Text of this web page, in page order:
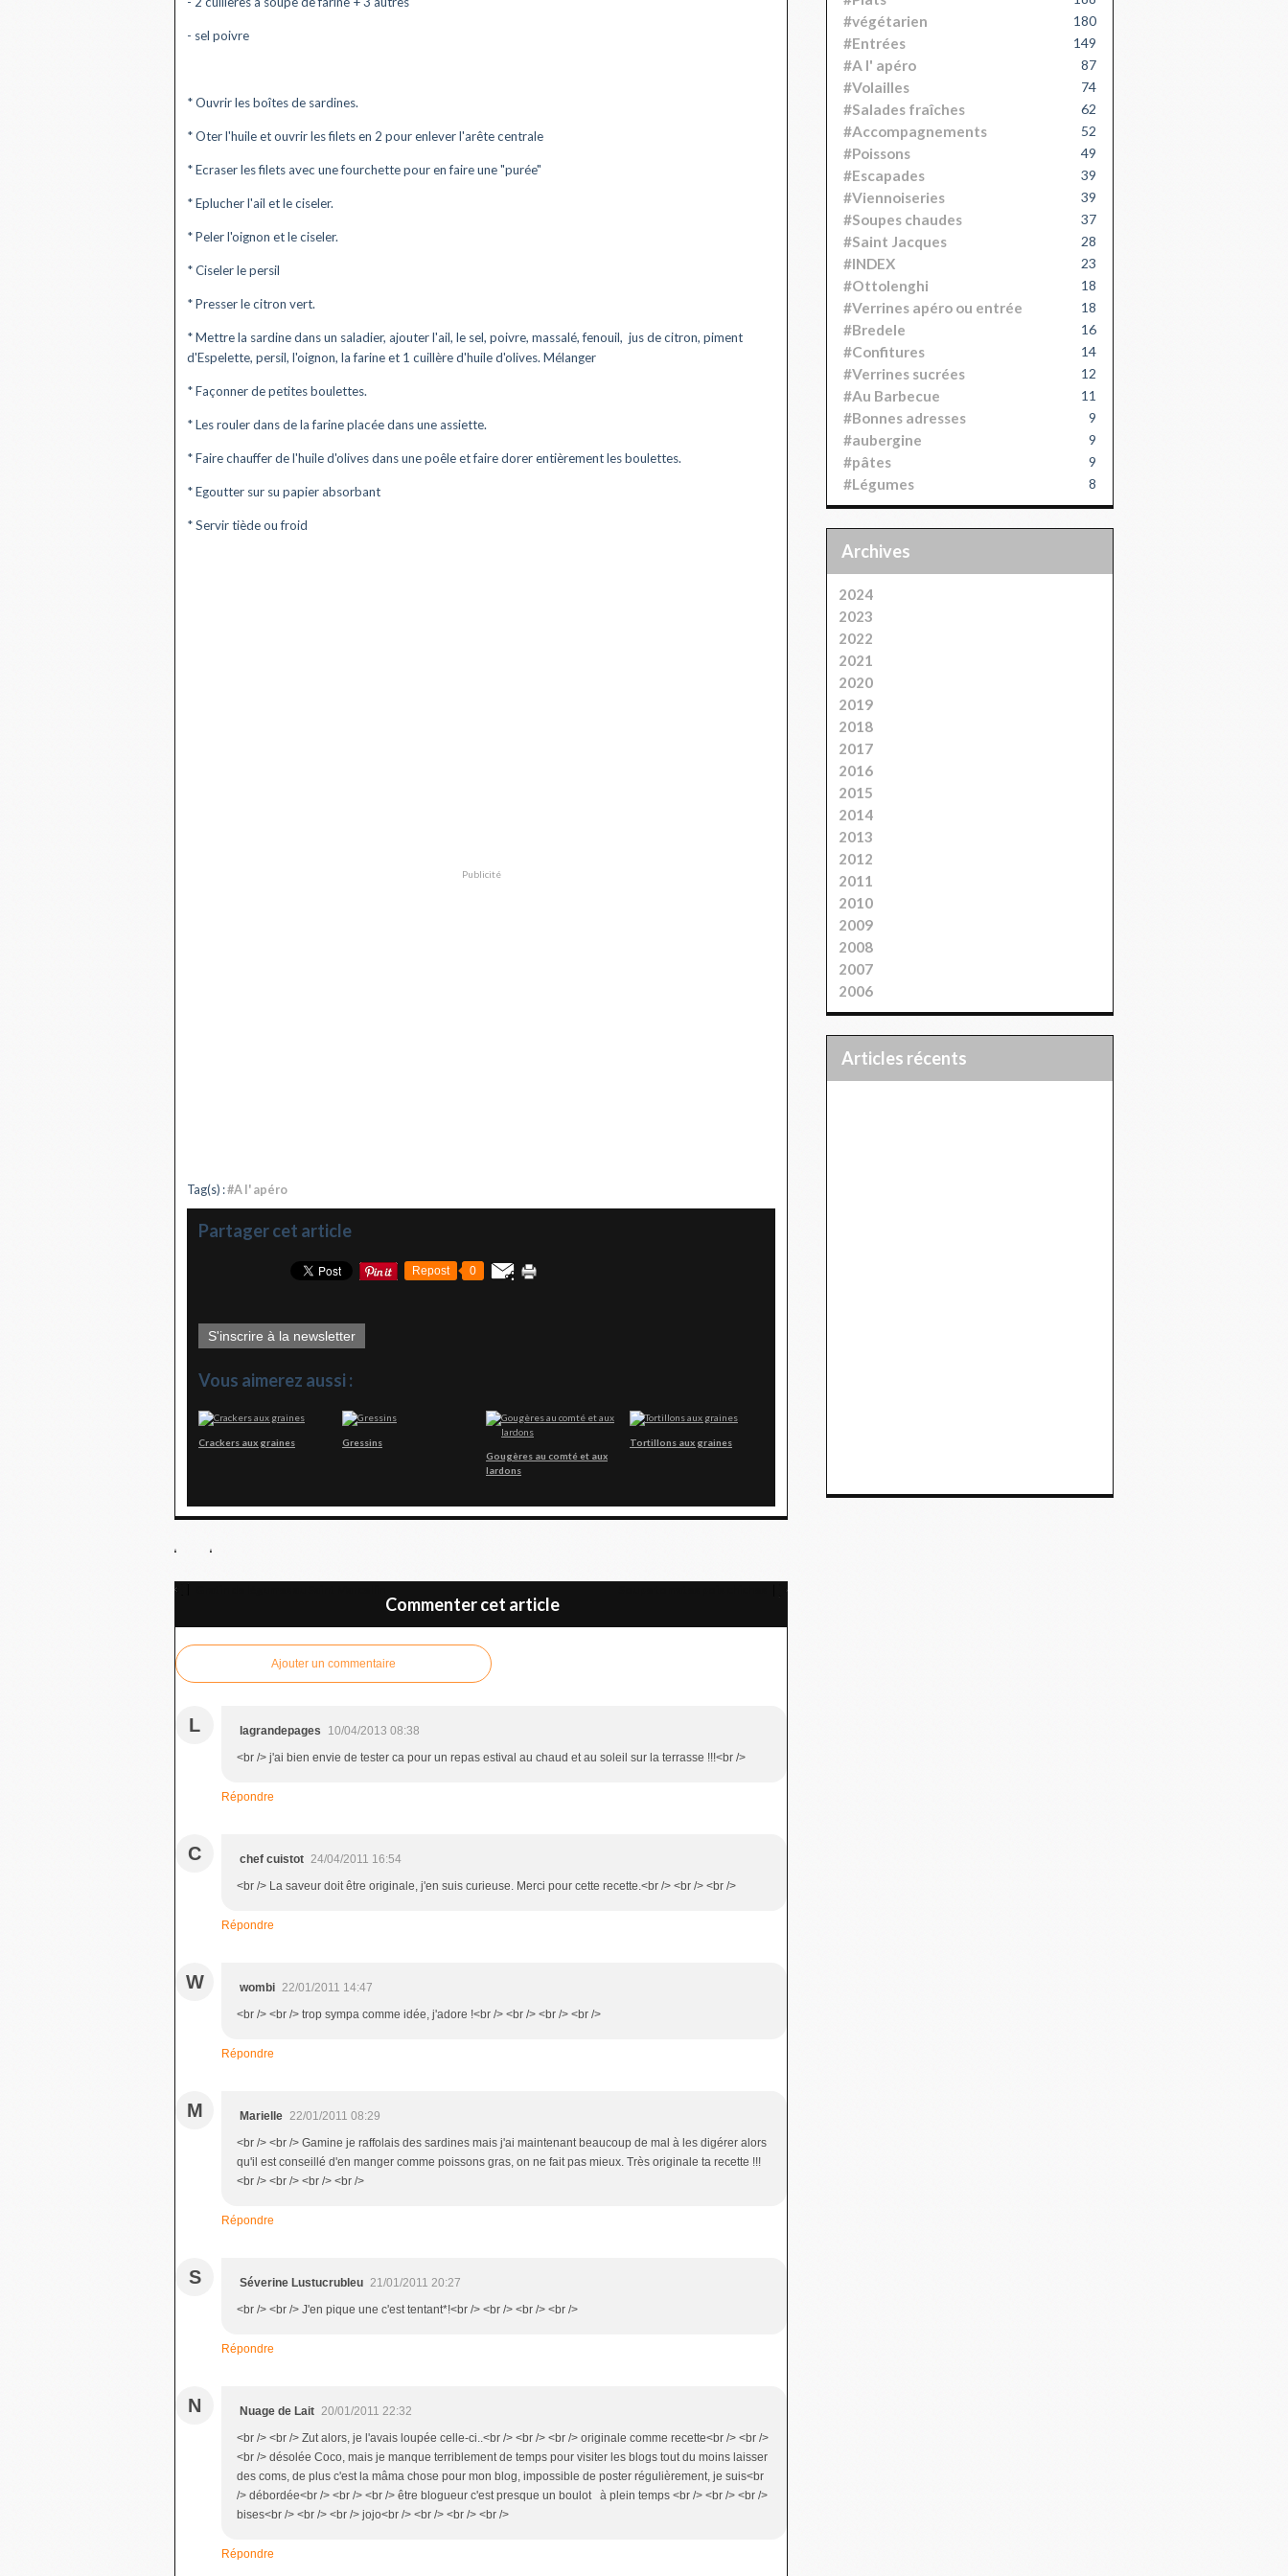
- sel poivre
* Ouvrir les boîtes de sardines.
* Oter l'huile et ouvrir les filets en 2 pour enlever l'arête centrale
* Ecraser les filets avec une fourchette pour en faire une "purée"
* Eplucher l'ail et le ciseler.
* Peler l'oignon et le ciseler.
* Ciseler le persil
* Presser le citron vert.
* Mettre la sardine dans un saladier, ajouter l'ail, le sel, poivre, massalé, fenouil, jus de citron, piment
d'Espelette, persil, l'oignon, la farine et 1 cuillère d'huile d'olives. Mélanger
* Façonner de petites boulettes.
* Les rouler dans de la farine placée dans une assiette.
* Faire chauffer de l'huile d'olives dans une poêle et faire dorer entièrement les boulettes.
* Egoutter sur su papier absorbant
* Servir tiède ou froid
Publicité
Tag(s) :#A l' apéro
Partager cet article
Repost 0
S'inscrire à la newsletter
Vous aimerez aussi :
Crackers aux graines
Gressins
Gougères au comté et aux
lardons
Tortillons aux graines
Commenter cet article
Ajouter un commentaire
L lagrandepages
10/04/2013 08:38
<br /> j'ai bien envie de tester ca pour un repas estival au chaud et au soleil sur la terrasse !!!<br />
Répondre
C chef cuistot 24/04/2011 16:54
<br /> La saveur doit être originale, j'en suis curieuse. Merci pour cette recette.<br /> <br /> <br />
Répondre
W wombi 22/01/2011 14:47
<br /> <br /> trop sympa comme idée, j'adore !<br /> <br /> <br /> <br />
Répondre
M Marielle 22/01/2011 08:29
<br /> <br /> Gamine je raffolais des sardines mais j'ai maintenant beaucoup de mal à les digérer alors
qu'il est conseillé d'en manger comme poissons gras, on ne fait pas mieux. Très originale ta recette !!!
<br /> <br /> <br /> <br />
Répondre
S Séverine Lustucrubleu 21/01/2011 20:27
<br /> <br /> J'en pique une c'est tentant*!<br /> <br /> <br /> <br />
Répondre
N Nuage de Lait 20/01/2011 22:32
<br /> <br /> Zut alors, je l'avais loupée celle-ci..<br /> <br /> <br /> originale comme recette<br /> <br />
<br /> désolée Coco, mais je manque terriblement de temps pour visiter les blogs tout du moins laisser
des coms, de plus c'est la mâma chose pour mon blog, impossible de poster régulièrement, je suis<br
/> débordée<br /> <br /> <br /> être blogueur c'est presque un boulot à plein temps <br /> <br /> <br />
bises<br /> <br /> <br /> jojo<br /> <br /> <br /> <br />
Répondre
#végétarien 180
#Entrées 149
#A l' apéro 87
#Volailles 74
#Salades fraîches 62
#Accompagnements 52
#Poissons 49
#Escapades 39
#Viennoiseries 39
#Soupes chaudes 37
#Saint Jacques 28
#INDEX 23
#Ottolenghi 18
#Verrines apéro ou entrée 18
#Bredele 16
#Confitures 14
#Verrines sucrées 12
#Au Barbecue 11
#Bonnes adresses 9
#aubergine 9
#pâtes 9
#Légumes 8
Archives
2024
2023
2022
2021
2020
2019
2018
2017
2016
2015
2014
2013
2012
2011
2010
2009
2008
2007
2006
articles récents